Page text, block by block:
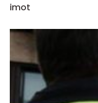
imot